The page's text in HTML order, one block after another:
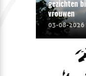
gezichten
vrouwen
03-08-2026